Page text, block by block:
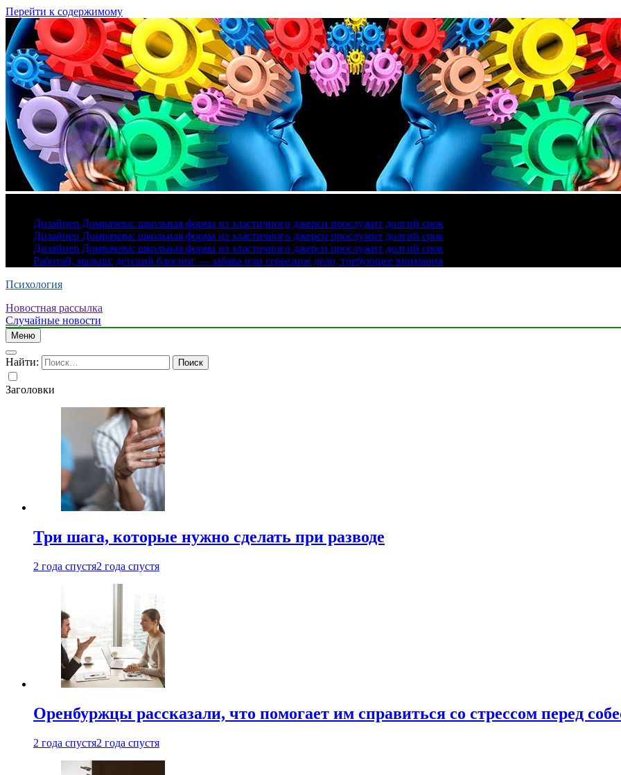
Перейти к содержимому
Дизайнер Домрачева: школьная форма из эластичного джерси прослужит долгий срок
Дизайнер Домрачева: школьная форма из эластичного джерси прослужит долгий срок
Дизайнер Домрачева: школьная форма из эластичного джерси прослужит долгий срок
Работай, малыш: детский блогинг — забава или серьезное дело, требующее внимания
Психология
Новостная рассылка
Случайные новости
Меню
Найти:
Заголовки
Три шага, которые нужно сделать при разводе
2 года спустя2 года спустя
Оренбуржцы рассказали, что помогает им справиться со стрессом перед
2 года спустя2 года спустя